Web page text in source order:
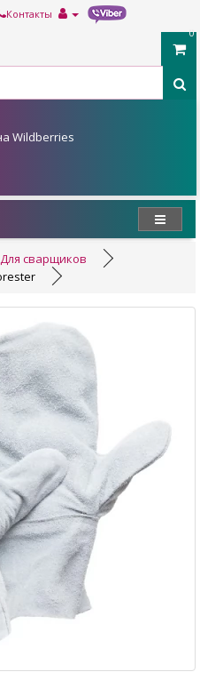
Контакты
0
Wildberries
Для сварщиков